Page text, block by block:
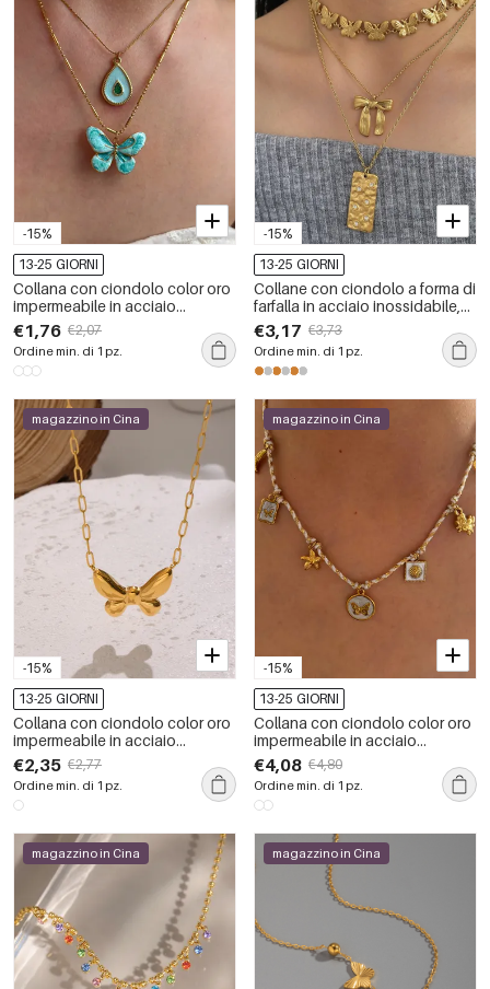
-15%
13-25 GIORNI
Collana con ciondolo color oro
impermeabile in acciaio
inossidabile a forma di farfalla
smaltata da 1 pezzo
€1,76 €2,07
Ordine min. di 1 pz.
-15%
13-25 GIORNI
Collane con ciondolo a forma di
farfalla in acciaio inossidabile,
impermeabili, color oro, da
donna
€3,17 €3,73
Ordine min. di 1 pz.
-15%
magazzino in Cina
13-25 GIORNI
Collana con ciondolo color oro
impermeabile in acciaio
inossidabile a forma di farfalla, 1
pezzo
€2,35 €2,77
Ordine min. di 1 pz.
-15%
magazzino in Cina
13-25 GIORNI
Collana con ciondolo color oro
impermeabile in acciaio
inossidabile a forma di farfalla, 1
pezzo
€4,08 €4,80
Ordine min. di 1 pz.
magazzino in Cina magazzino in Cina